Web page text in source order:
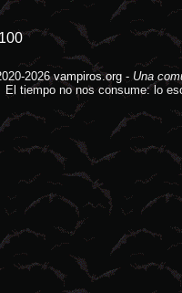
2026vampiros.org - Una
El tiempo no nos consume: lo